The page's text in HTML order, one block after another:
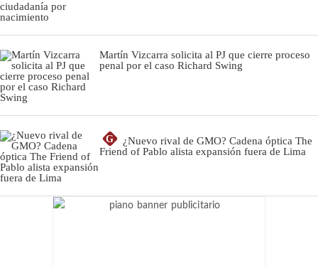
Martín Vizcarra solicita al PJ que cierre proceso
penal por el caso Richard Swing
G
¿Nuevo rival de GMO? Cadena óptica The
Friend of Pablo alista expansión fuera de Lima